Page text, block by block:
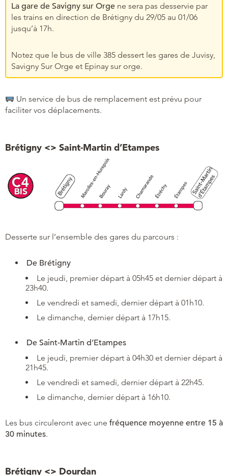
La gare de Savigny sur Orge ne sera pas desservie par
les trains en direction de Brétigny du 29/05 au 01/06
jusqu’à 17h.
Notez que le bus de ville 385 dessert les gares de Juvisy,
Savigny Sur Orge et Epinay sur orge.
Un service de bus de remplacement est prévu pour
faciliter vos déplacements.
Brétigny <> Saint-Martin d’Etampes
Desserte sur l’ensemble des gares du parcours :
De Brétigny
Le jeudi, premier départ à 05h45 et dernier départ à
23h40.
Le vendredi et samedi, dernier départ à 01h10.
Le dimanche, dernier départ à 17h15.
De Saint-Martin d’Etampes
Le jeudi, premier départ à 04h30 et dernier départ à
21h45.
Le vendredi et samedi, dernier départ à 22h45.
Le dimanche, dernier départ à 16h10.
Les bus circuleront avec une fréquence moyenne entre 15 à
30 minutes.
Brétigny <> Dourdan